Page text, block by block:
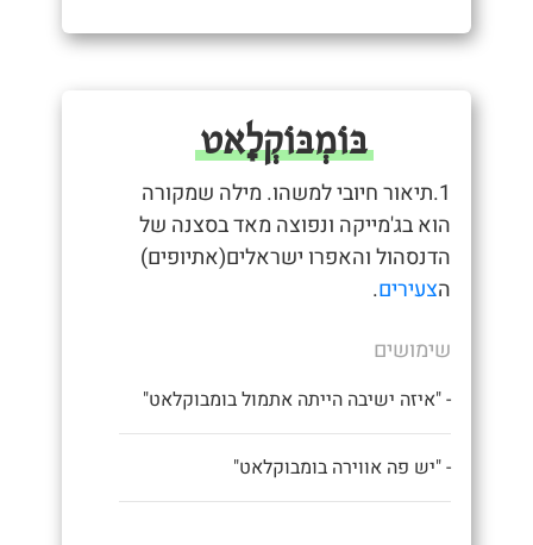
בּוֹמְבּוֹקְלָאט
1.תיאור חיובי למשהו. מילה שמקורה
הוא בג'מייקה ונפוצה מאד בסצנה של
הדנסהול והאפרו ישראלים(אתיופים)
הצעירים.
שימושים
- "איזה ישיבה הייתה אתמול בומבוקלאט"
- "יש פה אווירה בומבוקלאט"